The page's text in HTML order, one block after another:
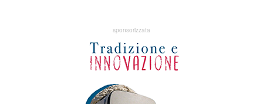
sponsorizzata